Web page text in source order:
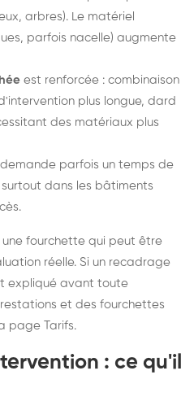
arbres). Le matériel
parfois nacelle) augmente
est renforcée : combinaison
plus longue, dard
des matériaux plus
demande parfois un temps de
dans les bâtiments
fourchette qui peut être
réelle. Si un recadrage
expliqué avant toute
et des fourchettes
page Tarifs.
: ce qu'il